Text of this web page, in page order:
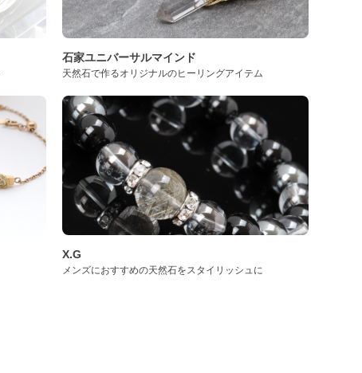
石家ユニバーサルマインド
天然石で作るオリジナルのヒーリングアイテム
X.G
メンズにおすすめの天然石をスタイリッシュに